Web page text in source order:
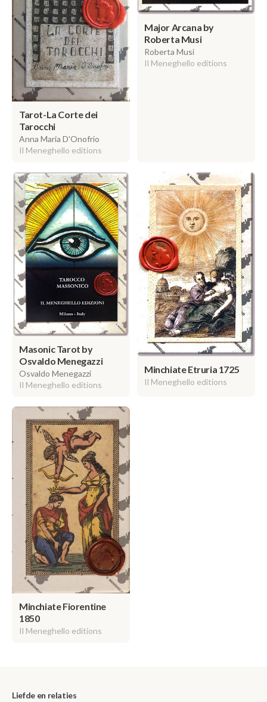
Tarot-La Corte dei
Tarocchi
Anna Maria D'Onofrio
Il Meneghello editions
Major Arcana by
Roberta Musi
Roberta Musi
Il Meneghello editions
Masonic Tarot by
Osvaldo Menegazzi
Osvaldo Menegazzi
Il Meneghello editions
Minchiate Etruria 1725
Il Meneghello editions
Minchiate Fiorentine
1850
Il Meneghello editions
Liefde en relaties